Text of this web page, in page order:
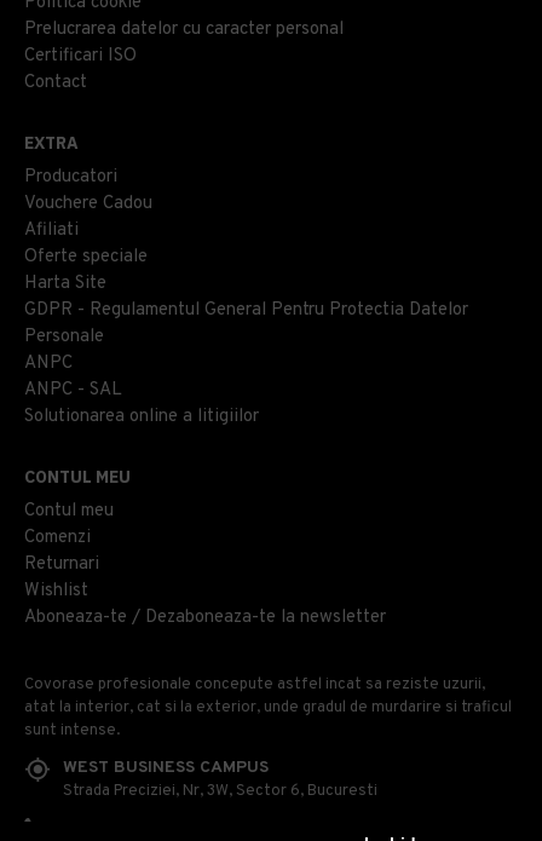
Prelucrarea datelor cu caracter personal
Certificari ISO
Contact
EXTRA
Producatori
Vouchere Cadou
Afiliati
Oferte speciale
Harta Site
GDPR - Regulamentul General Pentru Protectia Datelor
Personale
ANPC
ANPC - SAL
Solutionarea online a litigiilor
CONTUL MEU
Contul meu
Comenzi
Returnari
Wishlist
Aboneaza-te / Dezaboneaza-te la newsletter
Covorase profesionale concepute astfel incat sa reziste uzurii,
atat la interior, cat si la exterior, unde gradul de murdarire si traficul
sunt intense.
WEST BUSINESS CAMPUS
Strada Preciziei, Nr, 3W, Sector 6, Bucuresti